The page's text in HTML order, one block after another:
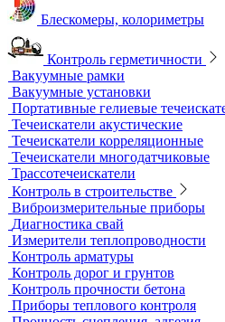
Контроль изоляции и покрытий
Толщиномеры покрытий
Контроль качества покрытий
Адгезиметры
Образцы для толщинометрии
Трибометры
Контроль чистоты поверхности
Оборудование для физических
Датчики к толщиномерам
Абразиометры
Блескомеры, колориметры
Контроль герметичности
Вакуумные рамки
Вакуумные установки
Портативные гелиевые